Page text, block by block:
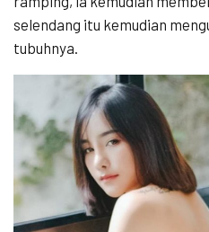
selendang itu kemudian
tubuhnya.